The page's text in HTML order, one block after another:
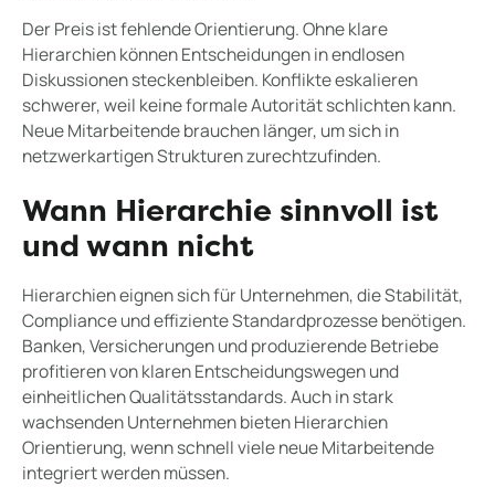
Der Preis ist fehlende Orientierung. Ohne klare
Hierarchien können Entscheidungen in endlosen
Diskussionen steckenbleiben. Konflikte eskalieren
schwerer, weil keine formale Autorität schlichten kann.
Neue Mitarbeitende brauchen länger, um sich in
netzwerkartigen Strukturen zurechtzufinden.
Wann Hierarchie sinnvoll ist
und wann nicht
Hierarchien eignen sich für Unternehmen, die Stabilität,
Compliance und effiziente Standardprozesse benötigen.
Banken, Versicherungen und produzierende Betriebe
profitieren von klaren Entscheidungswegen und
einheitlichen Qualitätsstandards. Auch in stark
wachsenden Unternehmen bieten Hierarchien
Orientierung, wenn schnell viele neue Mitarbeitende
integriert werden müssen.